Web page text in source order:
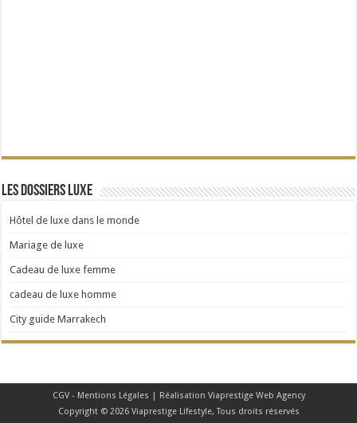
Les dossiers Luxe
Hôtel de luxe dans le monde
Mariage de luxe
Cadeau de luxe femme
cadeau de luxe homme
City guide Marrakech
CGV - Mentions Légales | Réalisation Viaprestige Web Agency
Copyright © 2026 Viaprestige Lifestyle, Tous droits réservés